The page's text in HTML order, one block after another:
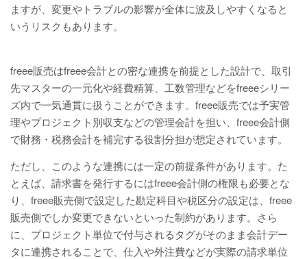
ますが、変更やトラブルの影響が全体に波及しやすくなると
いうリスクもあります。
freee販売はfreee会計との密な連携を前提とした設計で、取引
先マスターの一元化や経費精算、工数管理などをfreeeシリー
ズ内で一気通貫に扱うことができます。freee販売では予実管
理やプロジェクト別収支などの管理会計を担い、freee会計側
で財務・税務会計を補完する役割分担が想定されています。
ただし、このような連携には一定の前提条件があります。た
とえば、請求書を発行するにはfreee会計側の権限も必要とな
り、freee販売側で設定した勘定科目や税区分の設定は、freee
販売側でしか変更できないといった制約があります。さら
に、プロジェクト単位で付与されるタグがそのまま会計デー
タに連携されることで、仕入や外注費などが実際の請求単位